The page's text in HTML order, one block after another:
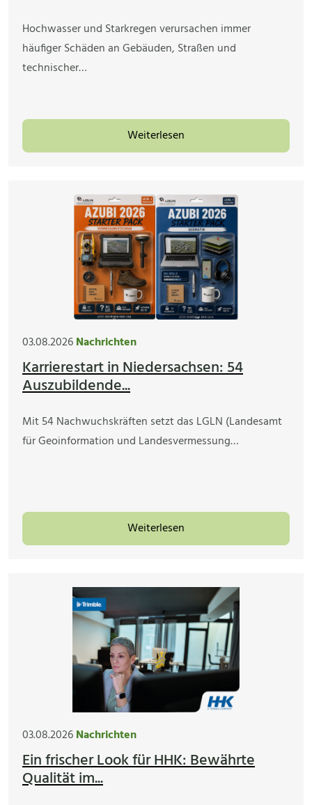
Hochwasser und Starkregen verursachen immer
häufiger Schäden an Gebäuden, Straßen und
technischer…
Weiterlesen
03.08.2026Nachrichten
Karrierestart in Niedersachsen: 54
Auszubildende...
Mit 54 Nachwuchskräften setzt das LGLN (Landesamt
für Geoinformation und Landesvermessung…
Weiterlesen
03.08.2026Nachrichten
Ein frischer Look für HHK: Bewährte
Qualität im...